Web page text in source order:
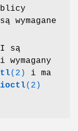
wymagane
są
(2)
i ma
ioctl(2)